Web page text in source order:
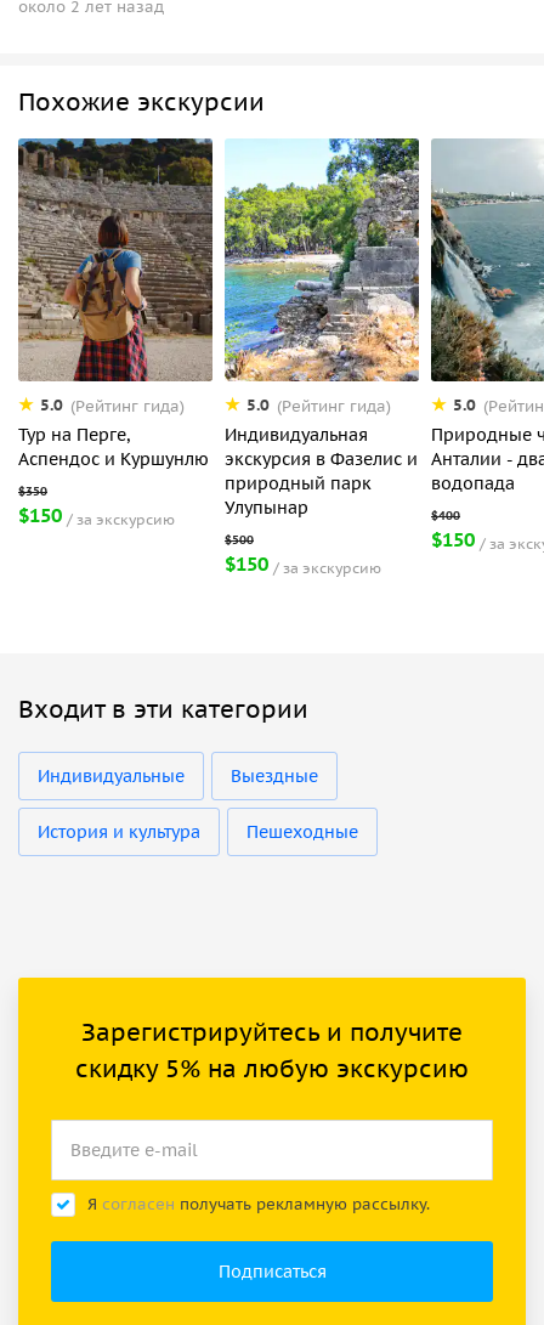
около 2 лет назад
Похожие экскурсии
5.0 (Рейтинг гида)
Тур на Перге,
Аспендос и Куршунлю
$150 за экскурсию
5.0 (Рейтинг гида)
Индивидуальная
экскурсия в Фазелис и
природный парк
Улупынар
$150 за экскурсию
5.0
Природные
Анталии -
водопада
$150 за
Входит в эти категории
Индивидуальные Выездные
История и культура Пешеходные
Зарегистрируйтесь и получите
скидку 5% на любую экскурсию
Я согласен получать рекламную рассылку.